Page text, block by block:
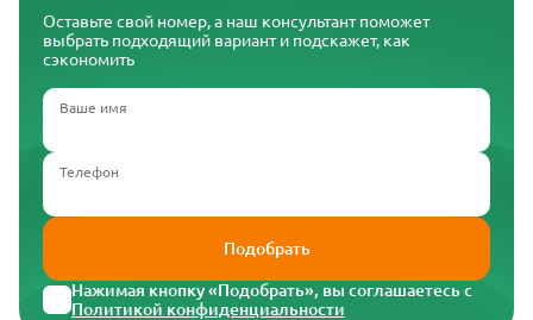
Оставьте свой номер, а наш консультант поможет
выбрать подходящий вариант и подскажет, как
сэкономить
Ваше имя
Телефон
Подобрать
Нажимая кнопку «Подобрать», вы соглашаетесь с
Политикой конфиденциальности